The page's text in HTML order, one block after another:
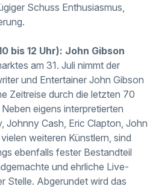
Schuss Enthusiasmus,
bis 12 Uhr): John Gibson
am 31. Juli nimmt der
und Entertainer John Gibson
Zeitreise durch die letzten 70
eigens interpretierten
Johnny Cash, Eric Clapton, John
weiteren Künstlern, sind
ebenfalls fester Bestandteil
und ehrliche Live-
Stelle. Abgerundet wird das